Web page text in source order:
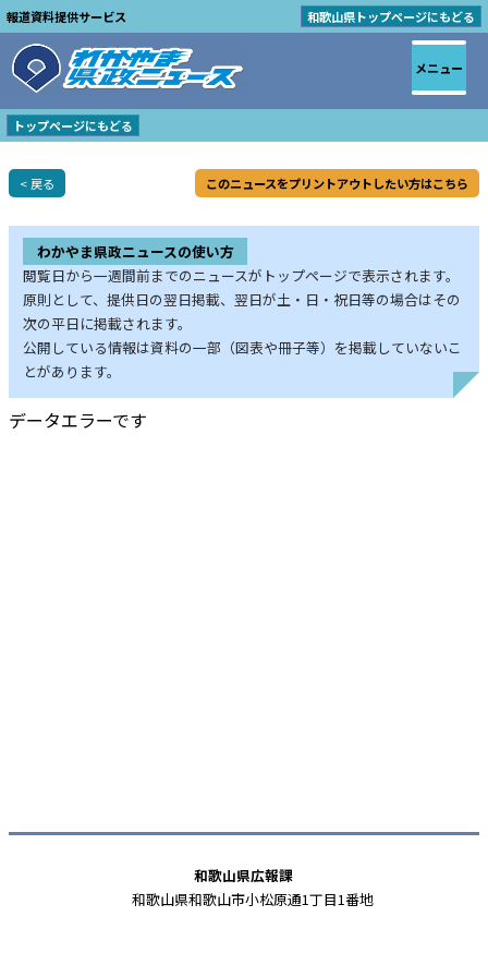
報道資料提供サービス 和歌山県トップページにもどる
トップページにもどる
< 戻る このニュースをプリントアウトしたい方はこちら
わかやま県政ニュースの使い方
閲覧日から一週間前までのニュースがトップページで表示されます。
原則として、提供日の翌日掲載、翌日が土・日・祝日等の場合はその
次の平日に掲載されます。
公開している情報は資料の一部（図表や冊子等）を掲載していないこ
とがあります。
データエラーです
メニュー
和歌山県広報課
和歌山県和歌山市小松原通1丁目1番地